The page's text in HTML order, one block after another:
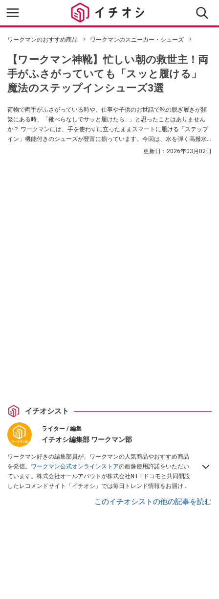
ワークマンのおすすめ商品 ワークマンのスニーカー・シューズ
【ワークマン神靴】忙しい朝の救世主！両
手がふさがっていても「スッと履ける」
魔法のステップインシューズ3選
荷物で両手がふさがっている時や、仕事や子供のお世話で靴の脱ぎ履きが頻
繁にある時、「靴べらなしでサッと履けたら…」と思ったことはありません
か？ ワークマンには、手を使わずに立ったままスマートに履ける「ステップ
イン」機能付きのシューズが豊富に揃っています。今回は、水を弾く高撥水
加工付きのモデルや、雲の上を歩くようなインソールのサンダルなど、毎日
更新日： 2026年03月02日
イチオシスト
ライター / 編集
イチオシ編集部 ワークマン部
ワークマン好きの編集部員が、ワークマンの人気商品やおすすめ商品
を発信。 ワークマン公式オンラインストアの画像使用許諾をいただい
ています。株式会社オールアバウトが株式会社NTTドコモと共同開設
したレコメンドサイト「イチオシ」では毎日トレンド情報をお届け。
このイチオシストの他の記事を読む